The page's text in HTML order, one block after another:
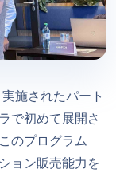
施されたパート
で初めて展開さ
のプログラム
ョン販売能力を